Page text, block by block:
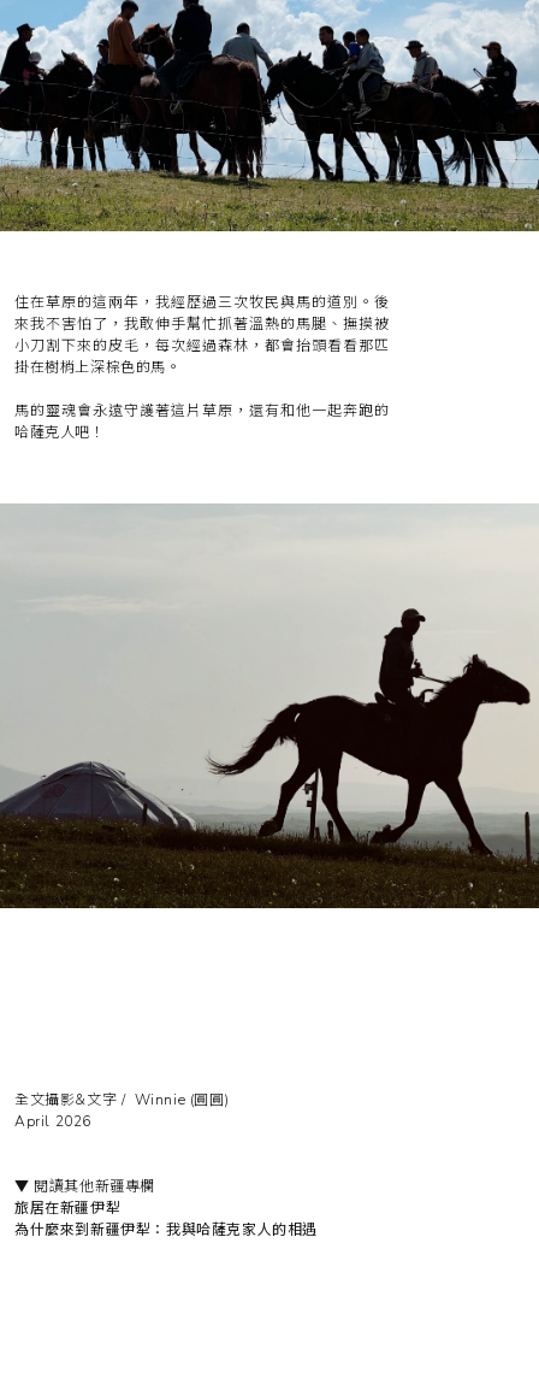
住在草原的這兩年，我經歷過三次牧民與馬的道別。後
來我不害怕了，我敢伸手幫忙抓著溫熱的馬腿、撫摸被
小刀割下來的皮毛，每次經過森林，都會抬頭看看那匹
掛在樹梢上深棕色的馬。
馬的靈魂會永遠守護著這片草原，還有和他一起奔跑的
哈薩克人吧！
全文攝影&文字 / Winnie (圓圓)
April 2026
▼ 閱讀其他新疆專欄
旅居在新疆伊犁
為什麼來到新疆伊犁：我與哈薩克家人的相遇